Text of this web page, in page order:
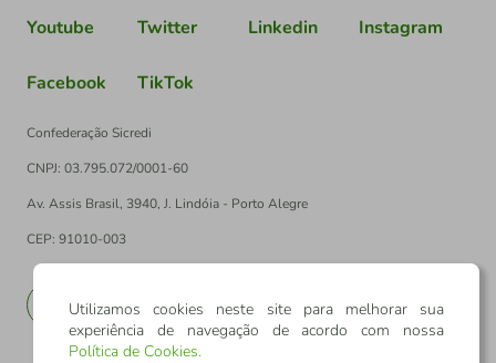
Youtube Twitter Linkedin Instagram
Facebook TikTok
Confederação Sicredi
CNPJ: 03.795.072/0001-60
Av. Assis Brasil, 3940, J. Lindóia - Porto Alegre
CEP: 91010-003
EN
Utilizamos cookies neste site para melhorar sua
experiência de navegação de acordo com nossa
Política de Cookies.